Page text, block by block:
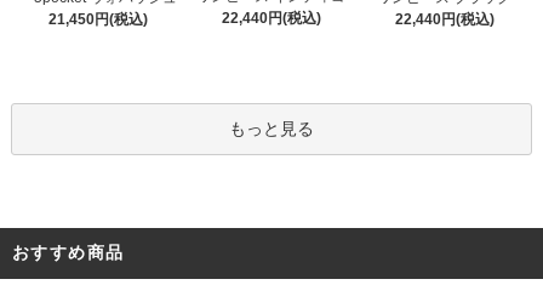
21,450円(税込)
22,440円(税込)
22,440円(税込)
もっと見る
おすすめ商品